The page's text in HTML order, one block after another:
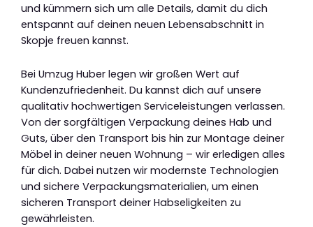
und kümmern sich um alle Details, damit du dich
entspannt auf deinen neuen Lebensabschnitt in
Skopje freuen kannst.
Bei Umzug Huber legen wir großen Wert auf
Kundenzufriedenheit. Du kannst dich auf unsere
qualitativ hochwertigen Serviceleistungen verlassen.
Von der sorgfältigen Verpackung deines Hab und
Guts, über den Transport bis hin zur Montage deiner
Möbel in deiner neuen Wohnung – wir erledigen alles
für dich. Dabei nutzen wir modernste Technologien
und sichere Verpackungsmaterialien, um einen
sicheren Transport deiner Habseligkeiten zu
gewährleisten.